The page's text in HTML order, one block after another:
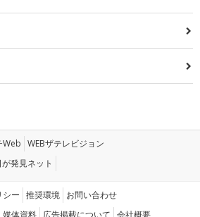
Web WEBザテレビジョン
発見ネット
シー 推奨環境 お問い合わせ
媒体資料 広告掲載について 会社概要